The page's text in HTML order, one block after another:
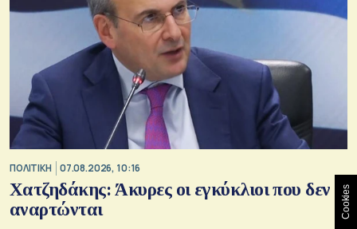
ΠΟΛΙΤΙΚΗ 07.08.2026, 10:16
Χατζηδάκης: Άκυρες οι εγκύκλιοι που δεν
αναρτώνται
Cookies